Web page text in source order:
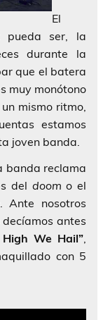
El
pueda ser, la
durante la
que el batera
muy monótono
mismo ritmo,
estamos
joven banda.
banda reclama
del doom o el
. Ante nosotros
antes
High We Hail”,
con 5